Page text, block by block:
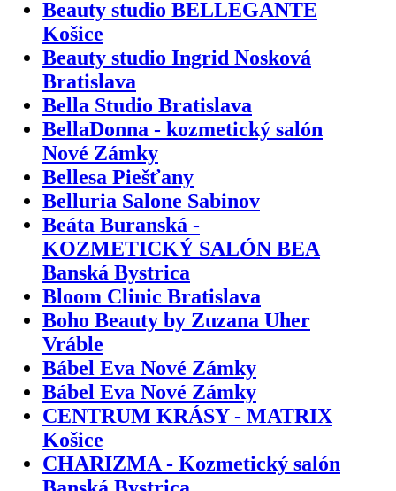
Beauty studio BELLEGANTE
Košice
Beauty studio Ingrid Nosková
Bratislava
Bella Studio Bratislava
BellaDonna - kozmetický salón
Nové Zámky
Bellesa Piešťany
Belluria Salone Sabinov
Beáta Buranská -
KOZMETICKÝ SALÓN BEA
Banská Bystrica
Bloom Clinic Bratislava
Boho Beauty by Zuzana Uher
Vráble
Bábel Eva Nové Zámky
Bábel Eva Nové Zámky
CENTRUM KRÁSY - MATRIX
Košice
CHARIZMA - Kozmetický salón